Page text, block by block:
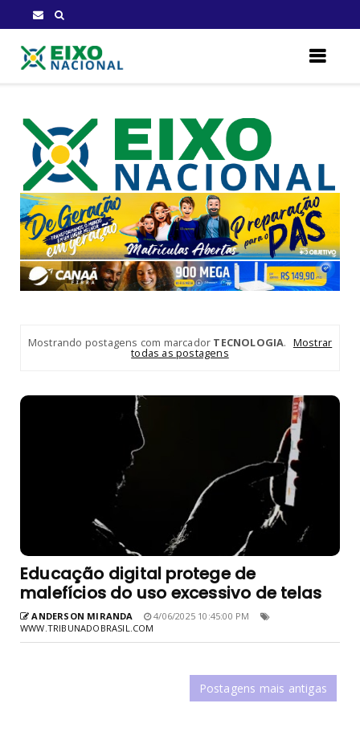
Mostrando postagens com marcador TECNOLOGIA. Mostrar
todas as postagens
Educação digital protege de
malefícios do uso excessivo de telas
ANDERSON MIRANDA
4/06/2025 10:45:00 PM
WWW.TRIBUNADOBRASIL.COM
Postagens mais antigas